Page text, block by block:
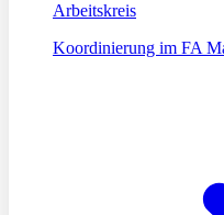
Arbeitskreis
Koordinierung im FA